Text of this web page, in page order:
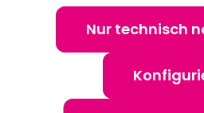
Nur technisch